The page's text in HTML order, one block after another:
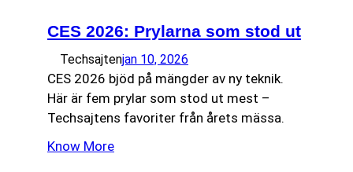
CES 2026: Prylarna som stod ut
Techsajtenjan 10, 2026
CES 2026 bjöd på mängder av ny teknik.
Här är fem prylar som stod ut mest –
Techsajtens favoriter från årets mässa.
Know More